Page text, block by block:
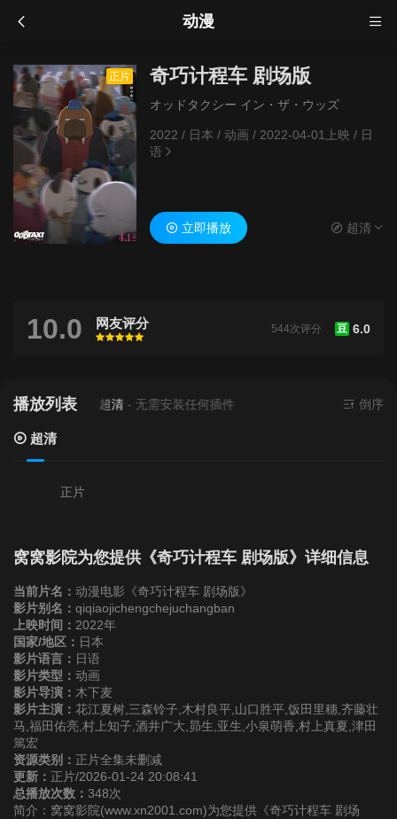
动漫
正片 奇巧计程车 剧场版
オッドタクシー イン・ザ・ウッズ
2022 / 日本 / 动画/ 2022-04-01上映 / 日
语
立即播放 超清
10.0 网友评分
很差
较差还行推荐力荐
豆 6.0
544次评分
播放列表
当前资源来源 超清- 无需安装任何插件 倒序
超清
正片
窝窝影院为您提供《奇巧计程车 剧场版》详细信息
当前片名： 动漫电影《奇巧计程车 剧场版》
影片别名： qiqiaojichengchejuchangban
上映时间： 2022年
国家/地区： 日本
影片语言： 日语
影片类型： 动画
影片导演： 木下麦
影片主演： 花江夏树,三森铃子,木村良平,山口胜平,饭田里穗,齐藤壮
马,福田佑亮,村上知子,酒井广大,昴生,亚生,小泉萌香,村上真夏,津田
篤宏
资源类别： 正片全集未删减
更新： 正片/2026-01-24 20:08:41
总播放次数： 348次
简介：窝窝影院(www.xn2001.com)为您提供《奇巧计程车 剧场